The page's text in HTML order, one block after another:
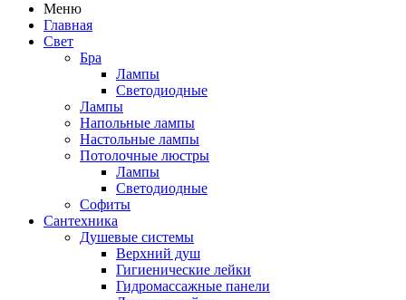
Меню
Главная
Свет
Бра
Лампы
Светодиодные
Лампы
Напольные лампы
Настольные лампы
Потолочные люстры
Лампы
Светодиодные
Софиты
Сантехника
Душевые системы
Верхний душ
Гигиенические лейки
Гидромассажные панели